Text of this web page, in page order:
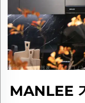
MANLEE